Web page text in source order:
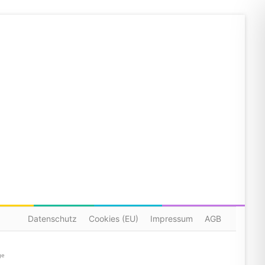
Datenschutz Cookies (EU) Impressum AGB